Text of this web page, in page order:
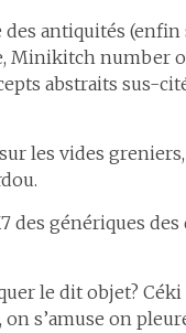
antiquités (enfin
Minikitch number
abstraits sus-
les vides
des génériques
le dit objet?
on s’amuse on